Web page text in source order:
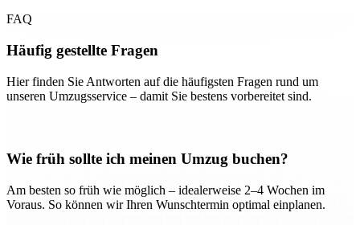
FAQ
Häufig gestellte Fragen
Hier finden Sie Antworten auf die häufigsten Fragen rund um
unseren Umzugsservice – damit Sie bestens vorbereitet sind.
Wie früh sollte ich meinen Umzug buchen?
Am besten so früh wie möglich – idealerweise 2–4 Wochen im
Voraus. So können wir Ihren Wunschtermin optimal einplanen.